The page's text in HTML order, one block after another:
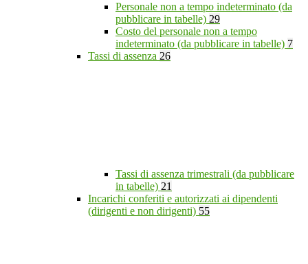
Personale non a tempo indeterminato (da
pubblicare in tabelle) 29
Costo del personale non a tempo
indeterminato (da pubblicare in tabelle) 7
Tassi di assenza 26
Tassi di assenza trimestrali (da pubblicare
in tabelle) 21
Incarichi conferiti e autorizzati ai dipendenti
(dirigenti e non dirigenti) 55